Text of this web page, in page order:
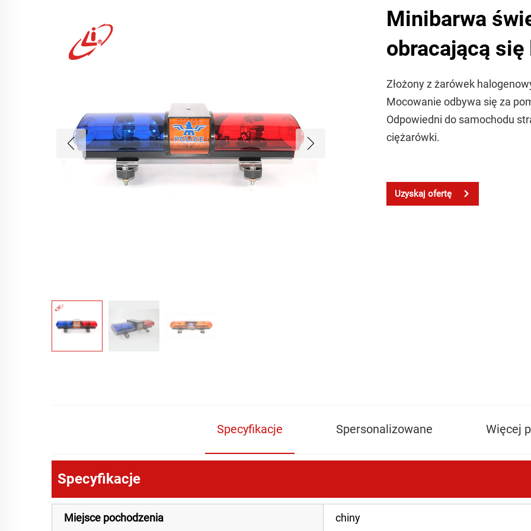
Minibarwa
obracającą
Złożony z żarówek
Mocowanie odbywa się za
Odpowiedni do samochodu
ciężarówki.
Uzyskaj ofertę
Specyfikacje Spersonalizowane Więcej
Specyfikacje
Miejsce pochodzenia chiny